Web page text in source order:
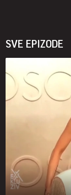
SVE EPIZODE